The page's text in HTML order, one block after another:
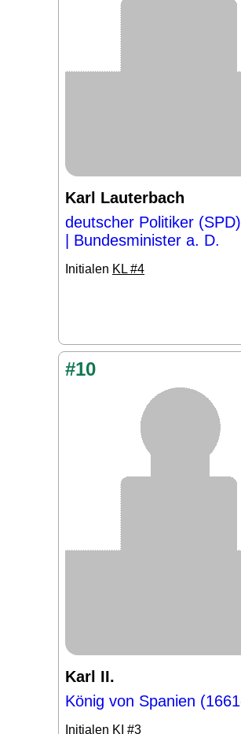
Karl Lauterbach
deutscher Politiker
| Bundesminister a. D.
Initialen KL #4
#10
Karl II.
König von Spanien
Initialen KI #3